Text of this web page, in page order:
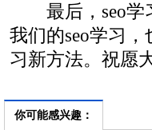
最后，seo学
我们的seo学习
习新方法。祝愿
你可能感兴趣：